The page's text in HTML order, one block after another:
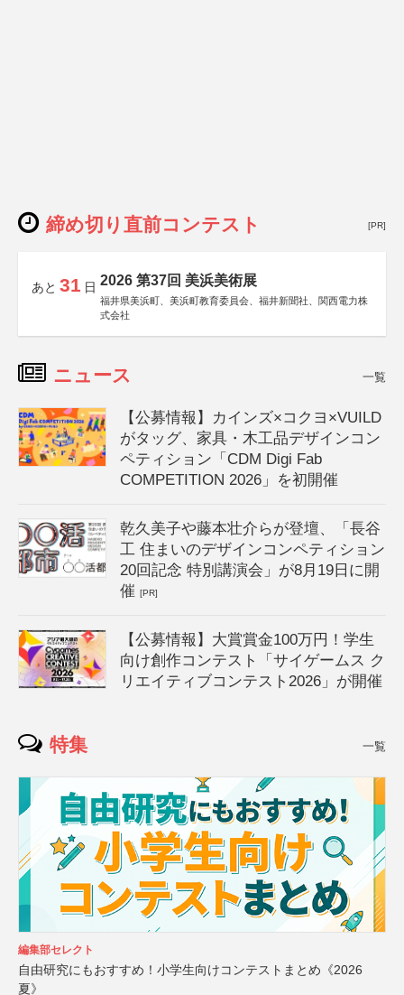
締め切り直前コンテスト [PR]
あと 31 日 2026 第37回 美浜美術展
福井県美浜町、美浜町教育委員会、福井新聞社、関西電力株
式会社
ニュース 一覧
【公募情報】カインズ×コクヨ×VUILD
がタッグ、家具・木工品デザインコン
ペティション「CDM Digi Fab
COMPETITION 2026」を初開催
乾久美子や藤本壮介らが登壇、「長谷
工 住まいのデザインコンペティション
20回記念 特別講演会」が8月19日に開
催[PR]
【公募情報】大賞賞金100万円！学生
向け創作コンテスト「サイゲームス ク
リエイティブコンテスト2026」が開催
特集 一覧
編集部セレクト
自由研究にもおすすめ！小学生向けコンテストまとめ《2026
夏》